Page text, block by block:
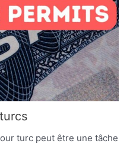
turc peut être une tâche